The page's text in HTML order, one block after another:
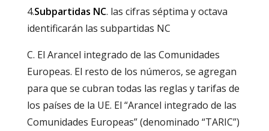
4.Subpartidas NC. las cifras séptima y octava
identificarán las subpartidas NC
C. El Arancel integrado de las Comunidades
Europeas. El resto de los números, se agregan
para que se cubran todas las reglas y tarifas de
los países de la UE. El “Arancel integrado de las
Comunidades Europeas” (denominado “TARIC”)